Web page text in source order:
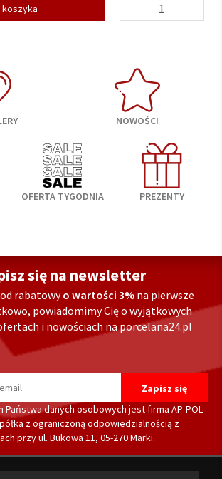
koszyka
NOWOŚCI
OFERTA TYGODNIA PREZENTY
się na newsletter
rabatowyo wartości 3% na pierwsze
powiadomimy Cię o wyjątkowych
i nowościach na porcelana24.pl
Państwa danych osobowych jest firma AP-POL
z ograniczoną odpowiedzialnością z
przy ul. Bukowa 11, 05-270 Marki.